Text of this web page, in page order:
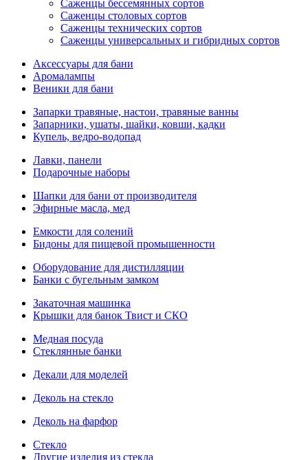
Саженцы бессемянных сортов
Саженцы столовых сортов
Саженцы технических сортов
Саженцы универсальных и гибридных сортов
Аксессуары для бани
Аромалампы
Веники для бани
Запарки травяные, настои, травяные ванны
Запарники, ушаты, шайки, ковши, кадки
Купель, ведро-водопад
Лавки, панели
Подарочные наборы
Шапки для бани от производителя
Эфирные масла, мед
Емкости для солений
Бидоны для пищевой промышенности
Оборудование для дистилляции
Банки с бугельным замком
Закаточная машинка
Крышки для банок Твист и СКО
Медная посуда
Стеклянные банки
Декали для моделей
Деколь на стекло
Деколь на фарфор
Стекло
Другие изделия из стекла